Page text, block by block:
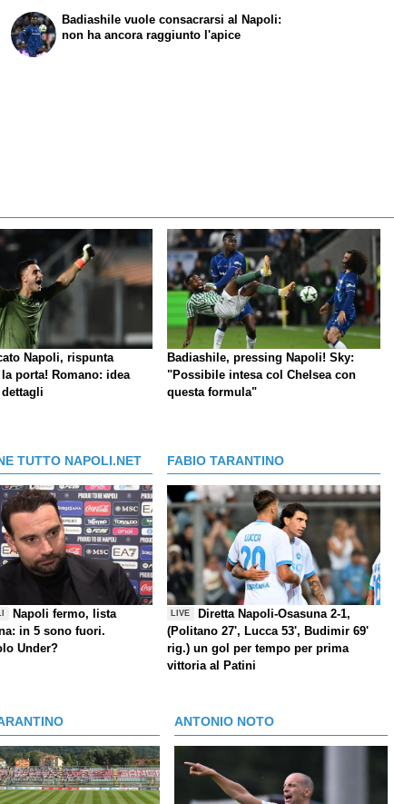
Badiashile vuole consacrarsi al Napoli:
non ha ancora raggiunto l'apice
Napoli, rispunta
porta! Romano: idea
Badiashile, pressing Napoli! Sky:
"Possibile intesa col Chelsea con
questa formula"
TUTTO NAPOLI.NET
Napoli fermo, lista
in 5 sono fuori.
Under?
FABIO TARANTINO
LIVE
Diretta Napoli-Osasuna 2-1,
(Politano 27', Lucca 53', Budimir 69'
rig.) un gol per tempo per prima
vittoria al Patini
ANTONIO NOTO